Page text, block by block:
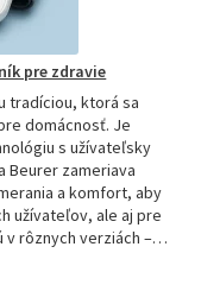
pre zdravie
tradíciou, ktorá sa
domácnosť. Je
s užívateľsky
Beurer zameriava
a komfort, aby
užívateľov, ale aj pre
v rôznych verziách –…